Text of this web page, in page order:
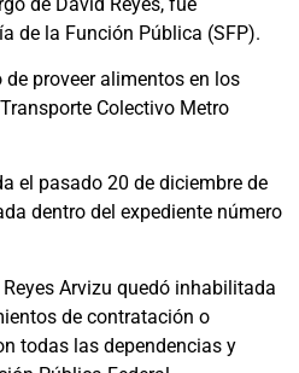
de la Función Pública (SFP).
proveer alimentos en los
Colectivo Metro
el pasado 20 de diciembre de
dentro del expediente número
Arvizu quedó inhabilitada
de contratación o
todas las dependencias y